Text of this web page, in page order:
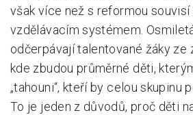
však více než s reformou
vzdělávacím systémem.
odčerpávají talentované žáky ze
kde zbudou průměrné děti,
„tahouni“, kteří by celou skupinu
To je jeden z důvodů, proč děti